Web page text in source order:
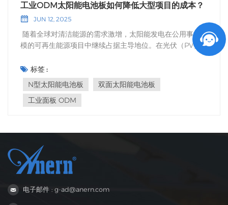
工业ODM太阳能电池板如何降低大型项目的成本？
JUN 12, 2025
随着全球对清洁能源的需求激增，太阳能发电在公用事业规
模的可再生能源项目中继续占据主导地位。在光伏（PV）技
术的众多发展中，工业级面板ODM（原始设计制造商）解
决方案因其在优化成本和提升大型太阳能装置性能方面的作
用而备受关注。这些定制面板通常采用N型太阳能电池和双
面结构等先进组件，不仅提高了效率，还为太阳能开发商和
EPC承包商带来了可观的成本优势。 规模化定制：工业
与传统的现成组件不同，工业级组件ODM解决方案是基于
项目特定参数设计的，例如气候条件、安装角度、跟踪器兼
容​​性、电压要求和土地利用策略。这种定制化方法最大限度
地减少了不必要的材料使用，并最大限度地提高了能源产
阳能电池板的项目可减少约 7% 的材料浪费，并且与采用标
标签 :
N型太阳能电池板
双面太阳能电池板
工业面板 ODM
电子邮件 : g-ad@anern.com